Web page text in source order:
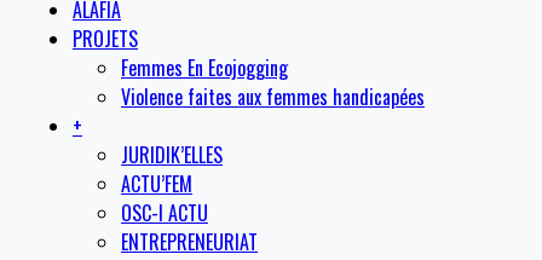
ALAFIA
PROJETS
Femmes En Ecojogging
Violence faites aux femmes handicapées
+
JURIDIK’ELLES
ACTU’FEM
OSC-I ACTU
ENTREPRENEURIAT